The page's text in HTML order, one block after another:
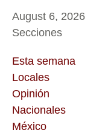
August 6, 2026
Secciones
Esta semana
Locales
Opinión
Nacionales
México